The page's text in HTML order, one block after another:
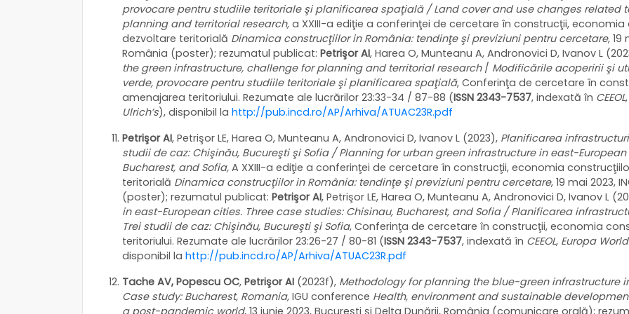
provocare pentru studiile teritoriale şi planificarea spaţială / Land cover and use changes related
planning and territorial research, a XXIII-a ediţie a conferinţei de cercetare în construcţii,
dezvoltare teritorială Dinamica construcţiilor in România: tendinţe şi previziuni pentru cercetare, 19
România (poster); rezumatul publicat: Petrişor AI, Harea O, Munteanu A, Andronovici D, Ivanov L
the green infrastructure, challenge for planning and territorial research/ Modificările acoperirii şi
verde, provocare pentru studiile teritoriale şi planificarea spaţială, Conferinţa de cercetare în
amenajarea teritoriului. Rezumate ale lucrărilor 23:33-34 / 87-88 (ISSN 2343-7537, indexată în CEEOL
Ulrich’s), disponibil la http://pub.incd.ro/AP/Arhiva/ATUAC23R.pdf
Petrişor AI, Petrişor LE, Harea O, Munteanu A, Andronovici D, Ivanov L (2023), Planificarea
studii de caz: Chişinău, Bucureşti şi Sofia / Planning for urban green infrastructure in east-
Bucharest, and Sofia, A XXIII-a ediţie a conferinţei de cercetare în construcţii, economia
teritorială Dinamica construcţiilor in România: tendinţe şi previziuni pentru cercetare, 19 mai 2023,
(poster); rezumatul publicat: Petrişor AI, Petrişor LE, Harea O, Munteanu A, Andronovici D, Ivanov L
in east-European cities. Three case studies: Chisinau, Bucharest, and Sofia / Planificarea
Trei studii de caz: Chişinău, Bucureşti şi Sofia, Conferinţa de cercetare în construcţii, economia
teritoriului. Rezumate ale lucrărilor 23:26-27 / 80-81 (ISSN 2343-7537, indexată în CEEOL, Europa
disponibil la http://pub.incd.ro/AP/Arhiva/ATUAC23R.pdf
Tache AV, Popescu OC, Petrişor AI (2023f), Methodology for planning the blue-green infrastructure
Case study: Bucharest, Romania, IGU conference Health, environment and sustainable
a post-pandemic world, 13 iunie 2023, Bucureşti şi Delta Dunării, România (comunicare orală);